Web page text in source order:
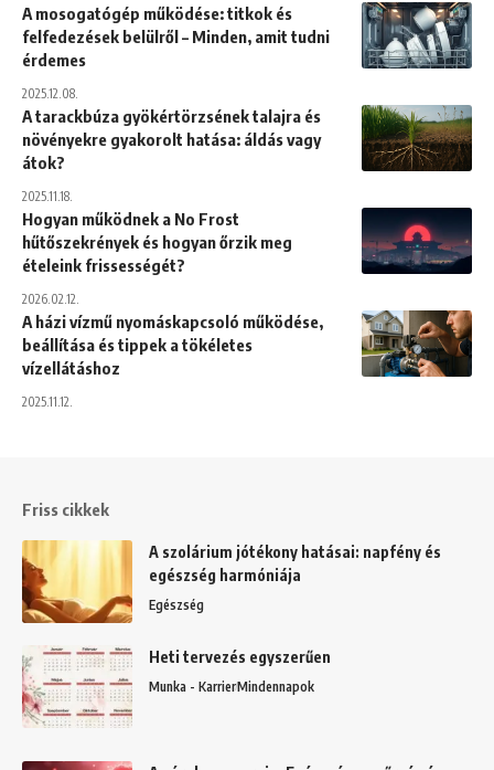
A mosogatógép működése: titkok és
felfedezések belülről – Minden, amit tudni
érdemes
2025.12.08.
A tarackbúza gyökértörzsének talajra és
növényekre gyakorolt hatása: áldás vagy
átok?
2025.11.18.
Hogyan működnek a No Frost
hűtőszekrények és hogyan őrzik meg
ételeink frissességét?
2026.02.12.
A házi vízmű nyomáskapcsoló működése,
beállítása és tippek a tökéletes
vízellátáshoz
2025.11.12.
Friss cikkek
A szolárium jótékony hatásai: napfény és
egészség harmóniája
Egészség
Heti tervezés egyszerűen
Munka - KarrierMindennapok